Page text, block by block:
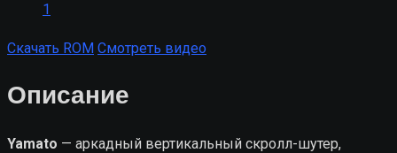
1
Скачать ROM Смотреть видео
Описание
Yamato — аркадный вертикальный скролл-шутер,